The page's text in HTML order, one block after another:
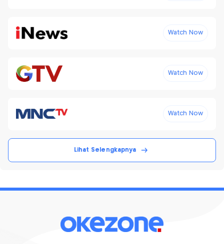
Watch Now
Watch Now
Watch Now
Lihat Selengkapnya